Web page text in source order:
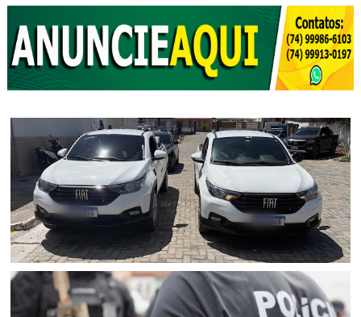
POLICIAL
Polícia Civil apreende picape clonada em Senhor do